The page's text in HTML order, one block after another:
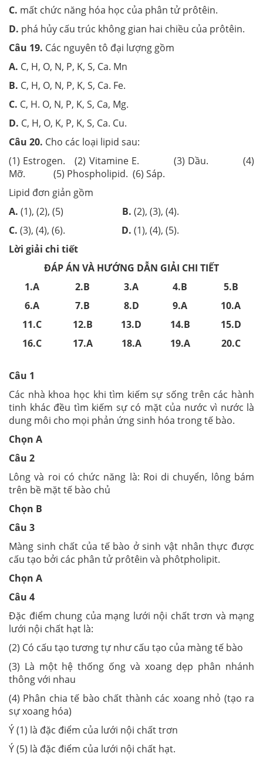
C. mất chức năng hóa học của phân tử prôtêin.
D. phá hủy cấu trúc không gian hai chiều của prôtêin.
Câu 19. Các nguyên tô đại lượng gồm
A. C, H, O, N, P, K, S, Ca. Mn
B. C, H, O, N, P, K, S, Ca. Fe.
C. C, H. O, N, P, K, S, Ca, Mg.
D. C, H, O, K, P, K, S, Ca. Cu.
Câu 20. Cho các loại lipid sau:
(1) Estrogen. (2) Vitamine E. (3) Dầu. (4)
Mỡ. (5) Phospholipid. (6) Sáp.
Lipid đơn giản gồm
A. (1), (2), (5) B. (2), (3), (4).
C. (3), (4), (6). D. (1), (4), (5).
Lời giải chi tiết
ĐÁP ÁN VÀ HƯỚNG DẪN GIẢI CHI TIẾT
1.A
2.B 3.A 4.B
5.B
6.A
7.B 8.D 9.A
10.A
11.C
12.B 13.D 14.B
15.D
16.C
17.A 18.A 19.A 20.C
Câu 1
Các nhà khoa học khi tìm kiếm sự sống trên các hành
tinh khác đều tìm kiếm sự có mặt của nước vì nước là
dung môi cho mọi phản ứng sinh hóa trong tế bào.
Chọn A
Câu 2
Lông và roi có chức năng là: Roi di chuyển, lông bám
trên bề mặt tế bào chủ
Chọn B
Câu 3
Màng sinh chất của tế bào ở sinh vật nhân thực được
cấu tạo bởi các phân tử prôtêin và phôtpholipit.
Chọn A
Câu 4
Đặc điểm chung của mạng lưới nội chất trơn và mạng
lưới nội chất hạt là:
(2) Có cấu tạo tương tự như cấu tạo của màng tế bào
(3) Là một hệ thống ống và xoang dẹp phân nhánh
thông với nhau
(4) Phân chia tế bào chất thành các xoang nhỏ (tạo ra
sự xoang hóa)
Ý (1) là đặc điểm của lưới nội chất trơn
Ý (5) là đặc điểm của lưới nội chất hạt.